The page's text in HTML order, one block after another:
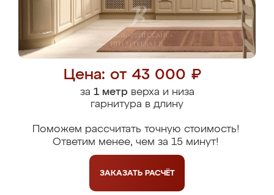
Цена: от 43 000 ₽
за 1 метрверха и низа
гарнитура в длину
Поможем рассчитать точную стоимость!
Ответим менее, чем за 15 минут!
ЗАКАЗАТЬ РАСЧЁТ